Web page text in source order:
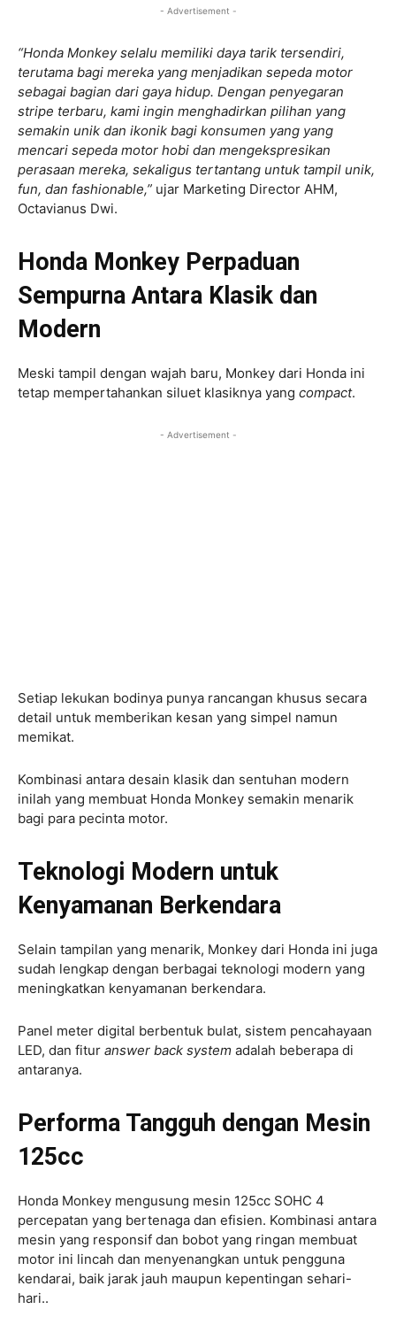
- Advertisement -
“Honda Monkey selalu memiliki daya tarik tersendiri,
terutama bagi mereka yang menjadikan sepeda motor
sebagai bagian dari gaya hidup. Dengan penyegaran
stripe terbaru, kami ingin menghadirkan pilihan yang
semakin unik dan ikonik bagi konsumen yang yang
mencari sepeda motor hobi dan mengekspresikan
perasaan mereka, sekaligus tertantang untuk tampil unik,
fun, dan fashionable,” ujar Marketing Director AHM,
Octavianus Dwi.
Honda Monkey Perpaduan
Sempurna Antara Klasik dan
Modern
Meski tampil dengan wajah baru, Monkey dari Honda ini
tetap mempertahankan siluet klasiknya yang compact.
- Advertisement -
Setiap lekukan bodinya punya rancangan khusus secara
detail untuk memberikan kesan yang simpel namun
memikat.
Kombinasi antara desain klasik dan sentuhan modern
inilah yang membuat Honda Monkey semakin menarik
bagi para pecinta motor.
Teknologi Modern untuk
Kenyamanan Berkendara
Selain tampilan yang menarik, Monkey dari Honda ini juga
sudah lengkap dengan berbagai teknologi modern yang
meningkatkan kenyamanan berkendara.
Panel meter digital berbentuk bulat, sistem pencahayaan
LED, dan fitur answer back system adalah beberapa di
antaranya.
Performa Tangguh dengan Mesin
125cc
Honda Monkey mengusung mesin 125cc SOHC 4
percepatan yang bertenaga dan efisien. Kombinasi antara
mesin yang responsif dan bobot yang ringan membuat
motor ini lincah dan menyenangkan untuk pengguna
kendarai, baik jarak jauh maupun kepentingan sehari-
hari..